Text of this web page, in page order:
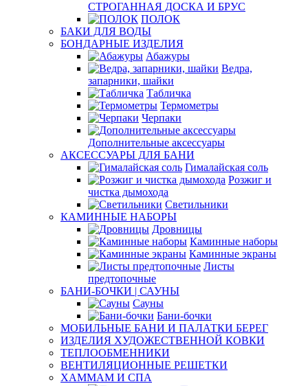
СТРОГАННАЯ ДОСКА И БРУС
ПОЛОК
БАКИ ДЛЯ ВОДЫ
БОНДАРНЫЕ ИЗДЕЛИЯ
Абажуры
Ведра,
запарники, шайки
Табличка
Термометры
Черпаки
Дополнительные аксессуары
АКСЕССУАРЫ ДЛЯ БАНИ
Гималайская соль
Розжиг и
чистка дымохода
Светильники
КАМИННЫЕ НАБОРЫ
Дровницы
Каминные наборы
Каминные экраны
Листы
предтопочные
БАНИ-БОЧКИ | САУНЫ
Сауны
Бани-бочки
МОБИЛЬНЫЕ БАНИ И ПАЛАТКИ БЕРЕГ
ИЗДЕЛИЯ ХУДОЖЕСТВЕННОЙ КОВКИ
ТЕПЛООБМЕННИКИ
ВЕНТИЛЯЦИОННЫЕ РЕШЕТКИ
ХАММАМ И СПА